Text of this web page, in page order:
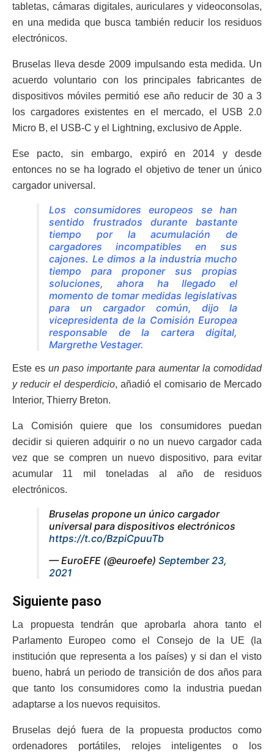
tabletas, cámaras digitales, auriculares y videoconsolas,
en una medida que busca también reducir los residuos
electrónicos.
Bruselas lleva desde 2009 impulsando esta medida. Un
acuerdo voluntario con los principales fabricantes de
dispositivos móviles permitió ese año reducir de 30 a 3
los cargadores existentes en el mercado, el USB 2.0
Micro B, el USB-C y el Lightning, exclusivo de Apple.
Ese pacto, sin embargo, expiró en 2014 y desde
entonces no se ha logrado el objetivo de tener un único
cargador universal.
Los consumidores europeos se han
sentido frustrados durante bastante
tiempo por la acumulación de
cargadores incompatibles en sus
cajones. Le dimos a la industria mucho
tiempo para proponer sus propias
soluciones, ahora ha llegado el
momento de tomar medidas legislativas
para un cargador común, dijo la
vicepresidenta de la Comisión Europea
responsable de la cartera digital,
Margrethe Vestager.
Este es un paso importante para aumentar la comodidad
y reducir el desperdicio, añadió el comisario de Mercado
Interior, Thierry Breton.
La Comisión quiere que los consumidores puedan
decidir si quieren adquirir o no un nuevo cargador cada
vez que se compren un nuevo dispositivo, para evitar
acumular 11 mil toneladas al año de residuos
electrónicos.
Bruselas propone un único cargador
universal para dispositivos electrónicos
https://t.co/BzpiCpuuTb
— EuroEFE (@euroefe) September 23,
2021
Siguiente paso
La propuesta tendrán que aprobarla ahora tanto el
Parlamento Europeo como el Consejo de la UE (la
institución que representa a los países) y si dan el visto
bueno, habrá un periodo de transición de dos años para
que tanto los consumidores como la industria puedan
adaptarse a los nuevos requisitos.
Bruselas dejó fuera de la propuesta productos como
ordenadores portátiles, relojes inteligentes o los